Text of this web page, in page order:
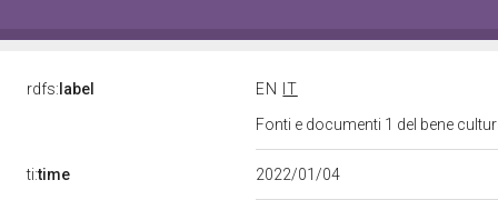
rdfs: label EN
IT
Fonti e documenti 1 del bene
ti:time 2022/01/04